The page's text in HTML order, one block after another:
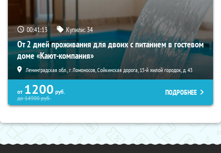
00:41:11 Купили:34
От 2 дней проживания для двоих с питанием в гостевом
доме «Кают-компания»
Ленинградская обл., г. Ломоносов, Сойкинская дорога, 15-й жилой городок, д. 43
от 1200 руб.
до14900руб.
ПОДРОБНЕЕ